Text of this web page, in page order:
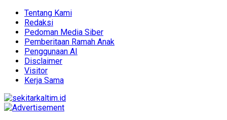
Tentang Kami
Redaksi
Pedoman Media Siber
Pemberitaan Ramah Anak
Penggunaan AI
Disclaimer
Visitor
Kerja Sama